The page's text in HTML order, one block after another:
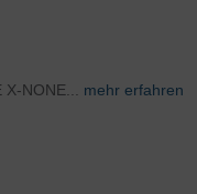
NONE... mehr erfahren